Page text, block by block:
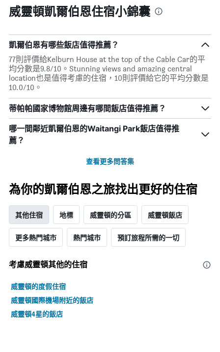
威靈頓凱爾伯恩住宿小錦囊
凱爾伯恩有哪些飯店值得推薦？
77則評價給Kelburn House at the top of the Cable Car的平
均分數是9.8/10。Stunning views and amazing central
location也是值得考慮的住宿，10則評價給它的平均分數是
10.0/10。
蒂帕帕國家博物館周邊有哪間飯店值得推薦？
哪一間鄰近凱爾伯恩的Waitangi Park飯店值得推
薦？
查看更多問答集
為你的凱爾伯恩之旅找出更好的住宿
其他住宿 地標 威靈頓的分區 威靈頓飯店
更多熱門城市 熱門城市 預訂旅程所需的一切
考慮威靈頓​其他的住宿
威靈頓的度假住宿
威靈頓國際機場附近的飯店
威靈頓4星的飯店